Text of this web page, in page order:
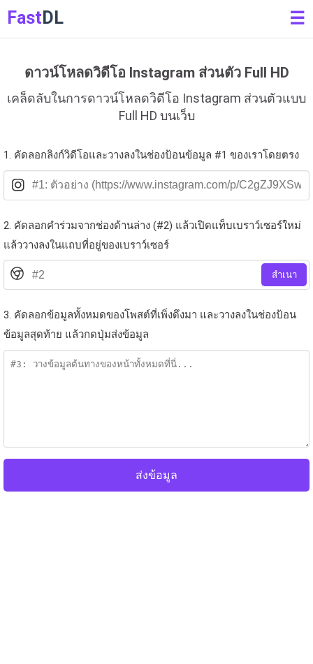
Fast DL ☰
ดาวน์โหลดวิดีโอ Instagram ส่วนตัว Full HD
เคล็ดลับในการดาวน์โหลดวิดีโอ Instagram ส่วนตัวแบบ
Full HD บนเว็บ
1. คัดลอกลิงก์วิดีโอและวางลงในช่องป้อนข้อมูล #1 ของเราโดยตรง
2. คัดลอกคำร่วมจากช่องด้านล่าง (#2) แล้วเปิดแท็บเบราว์เซอร์ใหม่
แล้ววางลงในแถบที่อยู่ของเบราว์เซอร์
สำเนา
3. คัดลอกข้อมูลทั้งหมดของโพสต์ที่เพิ่งดึงมา และวางลงในช่องป้อน
ข้อมูลสุดท้าย แล้วกดปุ่มส่งข้อมูล
ส่งข้อมูล